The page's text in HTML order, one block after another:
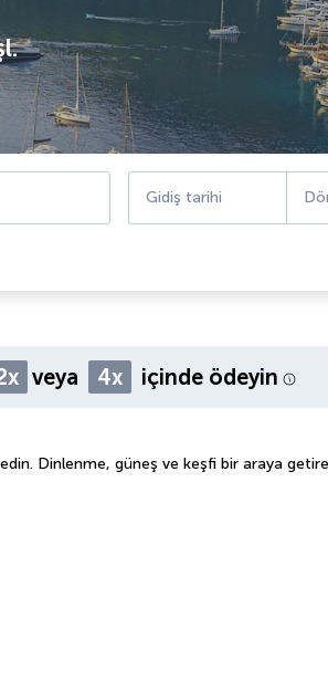
Gidiş tarihi
veya 4x içinde ödeyin
Dinlenme, güneş ve keşfi bir araya